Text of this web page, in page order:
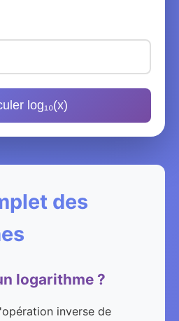
log₁₀(x)
des
logarithme ?
inverse de